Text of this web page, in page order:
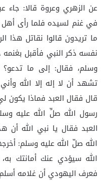
عن الزهري وعروة قالا:
في غنم لسيده فلما رأى أهل
ما تريدون قالوا نقاتل هذا
نفسه ذكر النبي فأقبل
وسلم، فقال: إلى ما
تشهد أن لا إله إلا الله
قال فقال العبد فماذا يكون
رسول الله صلِّ الله عليه
العبد فقال يا نبي الله أن
الله صلّ الله عليه وسلم:
الله سيؤدي عنك أمانتك
فعرف اليهودي أن غلامه